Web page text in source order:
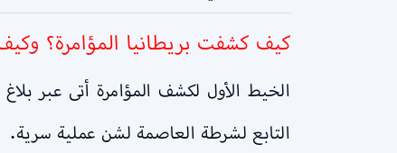
كيف كشفت بريطانيا المؤامرة؟
التابع لشرطة العاصمة لشن عملية سرية.